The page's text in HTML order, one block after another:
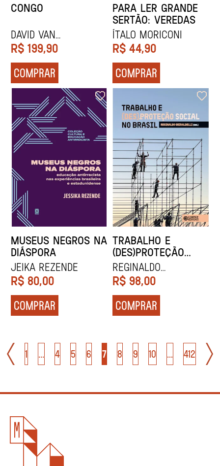
CONGO
David Van
Reybrouck
R$ 199,90
COMPRAR
PARA LER GRANDE
SERTÃO: VEREDAS
Ítalo Moriconi
R$ 44,90
COMPRAR
MUSEUS NEGROS NA
DIÁSPORA
Jeika Rezende
R$ 80,00
COMPRAR
TRABALHO E
(DES)PROTEÇÃO
SOCIAL NO BRASIL
Reginaldo
Ghiraldelli
R$ 98,00
COMPRAR
1 ... 4 5 6 7 8 9 10 ... 412